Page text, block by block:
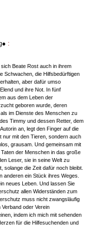
:
Beate Rost auch in ihrem
Schwachen, die Hilfsbedürftigen
aber dafür umso
und ihre Not. In fünf
aus dem Leben der
geboren wurde, deren
im Dienste des Menschen zu
Timmy und dessen Retter, dem
an, legt den Finger auf die
nur mit den Tieren, sondern auch
grausam. Und gemeinsam mit
der Menschen in das große
Leser, sie in seine Welt zu
solange die Zeit dafür noch bleibt.
anderen ein Stück ihres Weges.
neues Leben. Und lassen Sie
allen Widerständen zum
muss nicht zwangsläufig
oder Verein
indem ich mich mit sehenden
für die Hilfesuchenden und